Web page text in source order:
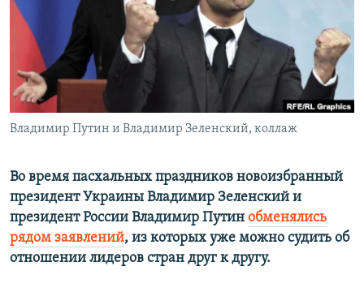
ПОБЕДИТЕЛЕЙ НЕ СУДЯТ?
КРЫМ.НЕПОКОРЕННЫЙ
ELIFBE
УКРАИНСКАЯ ПРОБЛЕМА КРЫМА
ПРИСОЕДИНЯЙТЕСЬ!
Все сайты RFE/RL
Владимир Путин и Владимир Зеленский, коллаж
Во время пасхальных праздников новоизбранный
президент Украины Владимир Зеленский и
президент России Владимир Путин обменялись
рядом заявлений, из которых уже можно судить об
отношении лидеров стран друг к другу.